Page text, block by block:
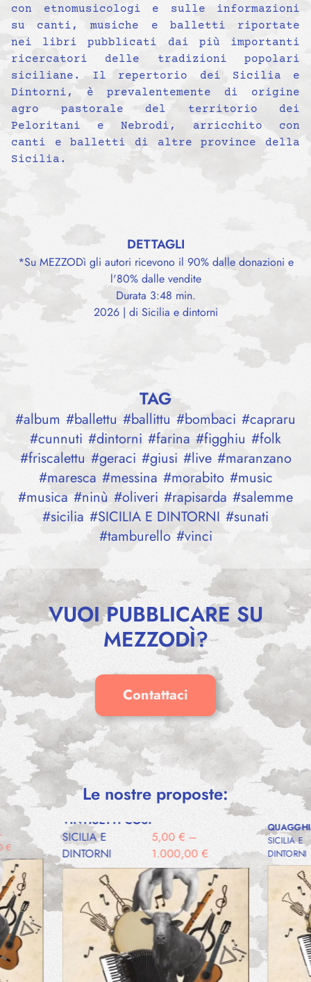
con etnomusicologi e sulle informazioni
su canti, musiche e balletti riportate
nei libri pubblicati dai più importanti
ricercatori delle tradizioni popolari
siciliane. Il repertorio dei Sicilia e
Dintorni, è prevalentemente di origine
agro pastorale del territorio dei
Peloritani e Nebrodi, arricchito con
canti e balletti di altre province della
Sicilia.
DETTAGLI
*Su MEZZODì gli autori ricevono il 90% dalle donazioni e
l'80% dalle vendite
Durata 3:48 min.
2026 | di Sicilia e dintorni
TAG
#album #ballettu #ballittu #bombaci #capraru
#cunnuti #dintorni #farina #figghiu #folk
#friscalettu #geraci #giusi #live #maranzano
#maresca #messina #morabito #music
#musica #ninù #oliveri #rapisarda #salemme
#sicilia #SICILIA E DINTORNI #sunati
#tamburello #vinci
VUOI PUBBLICARE SU
MEZZODÌ?
Contattaci
Le nostre proposte:
VINTISETTI COSI
SICILIA E
DINTORNI
5,00€–
1.000,00€
VADDA
SICILIA E
DINTORNI
€